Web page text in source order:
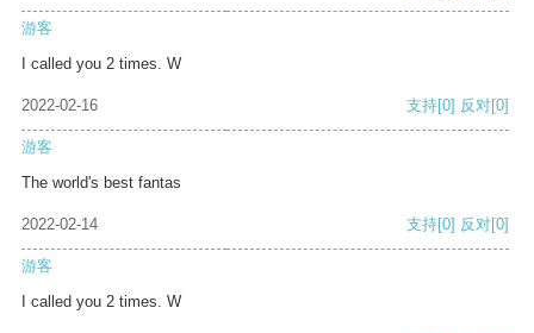
游客
I called you 2 times. W
2022-02-16 支持[0] 反对[0]
游客
The world's best fantas
2022-02-14 支持[0] 反对[0]
游客
I called you 2 times. W